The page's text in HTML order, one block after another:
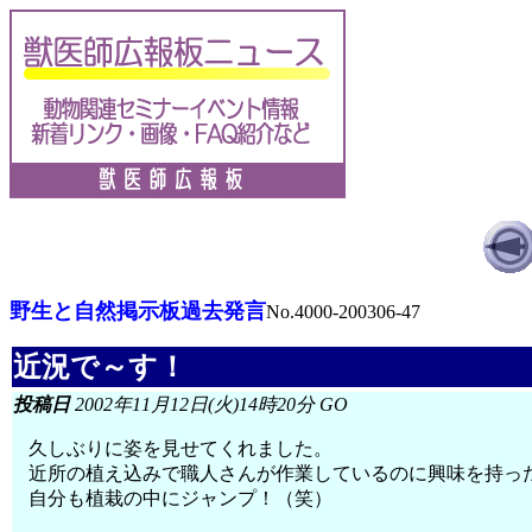
野生と自然掲示板過去発言No.4000-200306-47
近況で～す！
投稿日2002年11月12日(火)14時20分 GO
久しぶりに姿を見せてくれました。
近所の植え込みで職人さんが作業しているのに興味を持っ
自分も植栽の中にジャンプ！（笑）